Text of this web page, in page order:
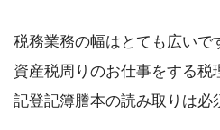
税務業務の幅はとても広いで
資産税周りのお仕事をする税
記登記簿謄本の読み取りは必